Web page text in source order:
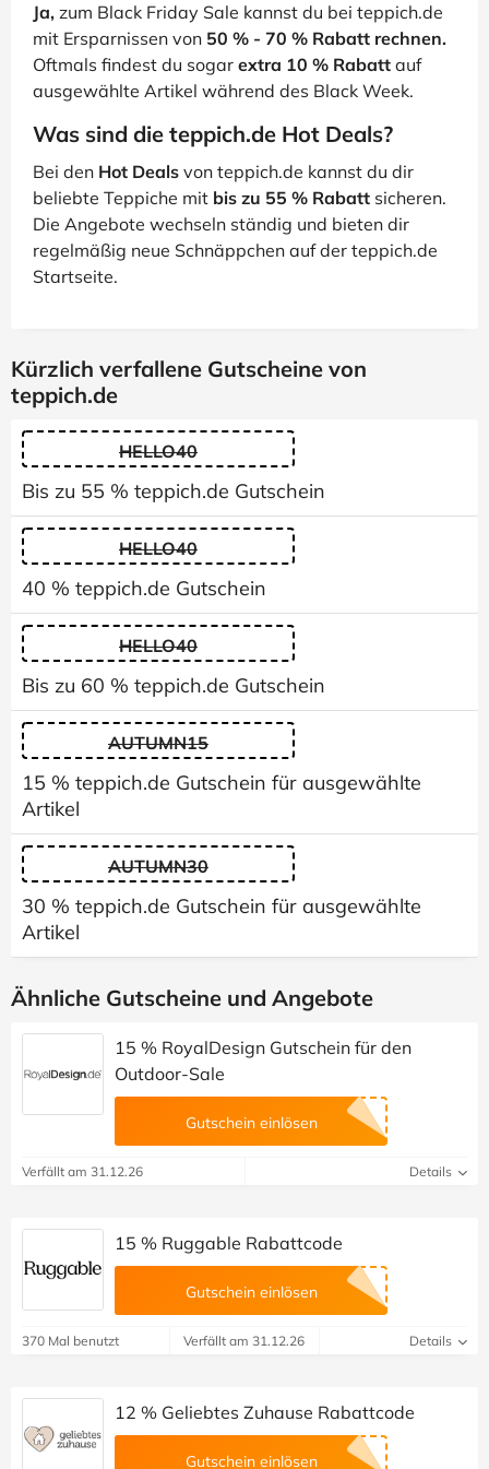
Ja, zum Black Friday Sale kannst du bei teppich.de
mit Ersparnissen von 50 % - 70 % Rabatt rechnen.
Oftmals findest du sogar extra 10 % Rabatt auf
ausgewählte Artikel während des Black Week.
Was sind die teppich.de Hot Deals?
Bei den Hot Deals von teppich.de kannst du dir
beliebte Teppiche mit bis zu 55 % Rabatt sicheren.
Die Angebote wechseln ständig und bieten dir
regelmäßig neue Schnäppchen auf der teppich.de
Startseite.
Kürzlich verfallene Gutscheine von
teppich.de
HELLO40
Bis zu 55 % teppich.de Gutschein
HELLO40
40 % teppich.de Gutschein
HELLO40
Bis zu 60 % teppich.de Gutschein
AUTUMN15
15 % teppich.de Gutschein für ausgewählte
Artikel
AUTUMN30
30 % teppich.de Gutschein für ausgewählte
Artikel
Ähnliche Gutscheine und Angebote
15 % RoyalDesign Gutschein für den
Outdoor-Sale
Gutschein einlösen
Verfällt am 31.12.26 Details
15 % Ruggable Rabattcode
Gutschein einlösen
370 Mal benutzt Verfällt am 31.12.26 Details
12 % Geliebtes Zuhause Rabattcode
Gutschein einlösen